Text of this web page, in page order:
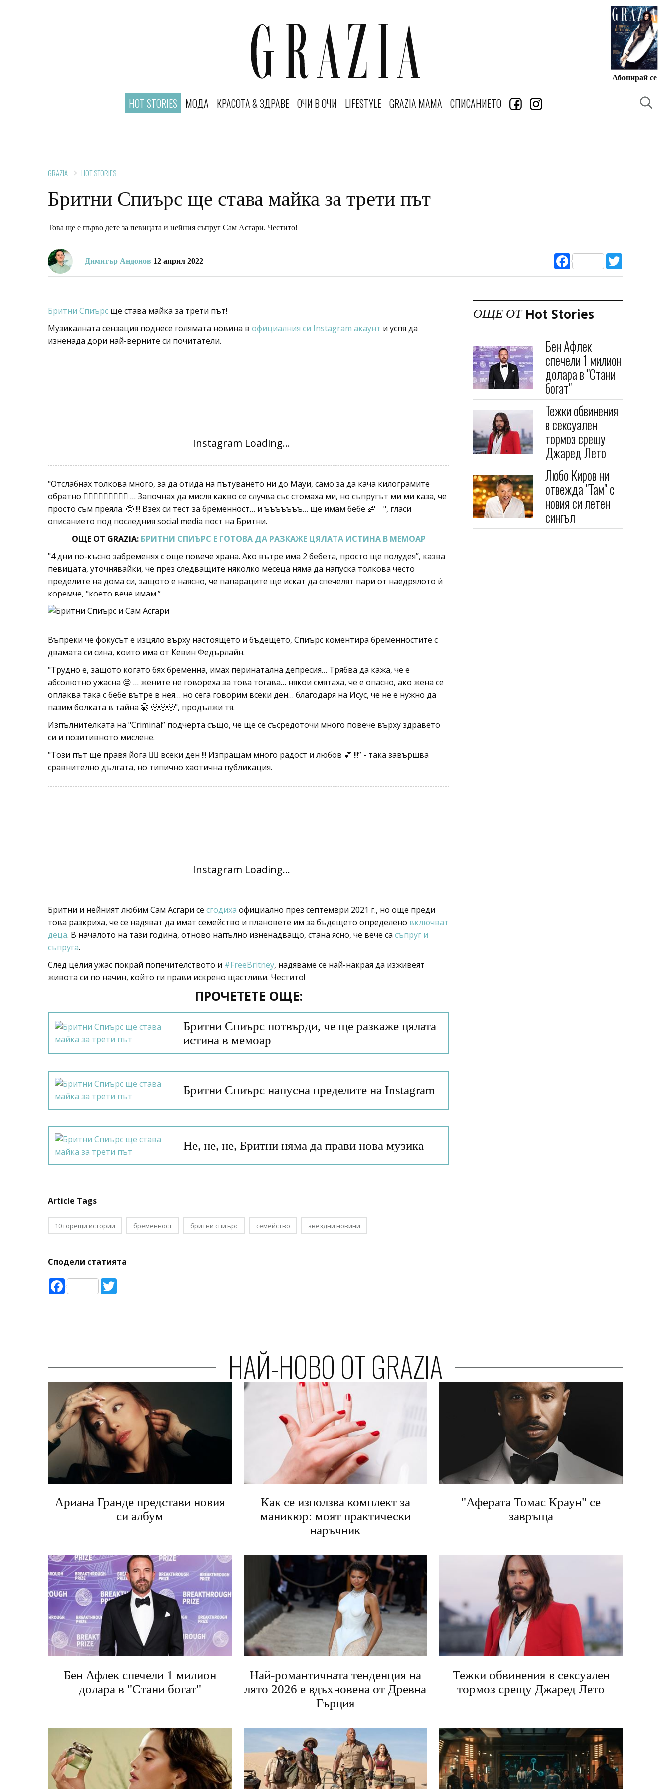
Абонирай се
HOT STORIES МОДА КРАСОТА & ЗДРАВЕ ОЧИ В ОЧИ LIFESTYLE GRAZIA MAMA СПИСАНИЕТО
GRAZIA HOT STORIES
Бритни Спиърс ще става майка за трети път
Това ще е първо дете за певицата и нейния съпруг Сам Асгари. Честито!
Димитър Андонов 12 април 2022 Facebook
Бритни Спиърс ще става майка за трети път!
Музикалната сензация поднесе голямата новина в официалния си Instagram акаунт и успя да
изненада дори най-верните си почитатели.
"Отслабнах толкова много, за да отида на пътуването ни до Мауи, само за да кача килограмите
обратно 🤷🏼‍♀️🤷🏼‍♀️🤷🏼‍♀️ … Започнах да мисля какво се случва със стомаха ми, но съпругът ми ми каза, че
просто съм преяла. 🤪 !!! Взех си тест за бременност… и ъъъъъъъ… ще имам бебе 👶🏼", гласи
описанието под последния social media пост на Бритни.
ОЩЕ ОТ GRAZIA: БРИТНИ СПИЪРС Е ГОТОВА ДА РАЗКАЖЕ ЦЯЛАТА ИСТИНА В МЕМОАР
"4 дни по-късно забременях с още повече храна. Ако вътре има 2 бебета, просто ще полудея”, казва
певицата, уточнявайки, че през следващите няколко месеца няма да напуска толкова често
пределите на дома си, защото е наясно, че папараците ще искат да спечелят пари от наедрялото ѝ
коремче, "което вече имам.”
Въпреки че фокусът е изцяло върху настоящето и бъдещето, Спиърс коментира бременностите с
двамата си сина, които има от Кевин Федърлайн.
"Трудно е, защото когато бях бременна, имах перинатална депресия… Трябва да кажа, че е
абсолютно ужасна 😔 … жените не говореха за това тогава… някои смятаха, че е опасно, ако жена се
оплаква така с бебе вътре в нея… но сега говорим всеки ден… благодаря на Исус, че не е нужно да
пазим болката в тайна 🤫 😬😬😬", продължи тя.
Изпълнителката на "Criminal” подчерта също, че ще се съсредоточи много повече върху здравето
си и позитивното мислене.
"Този път ще правя йога 🧘‍♀️ всеки ден !!! Изпращам много радост и любов 💕 !!!” - така завършва
сравнително дългата, но типично хаотична публикация.
Бритни и нейният любим Сам Асгари се сгодиха официално през септември 2021 г., но още преди
това разкриха, че се надяват да имат семейство и плановете им за бъдещето определено включват
деца. В началото на тази година, отново напълно изненадващо, стана ясно, че вече са съпруг и
съпруга.
След целия ужас покрай попечителството и #FreeBritney, надяваме се най-накрая да изживеят
живота си по начин, който ги прави искрено щастливи. Честито!
ПРОЧЕТЕТЕ ОЩЕ:
Бритни Спиърс потвърди, че ще разкаже цялата
истина в мемоар
Бритни Спиърс напусна пределите на Instagram
Не, не, не, Бритни няма да прави нова музика
Article Tags
10 горещи истории бременност бритни спиърс семейство звездни новини
Сподели статията
Facebook
ОЩЕ ОТ Hot Stories
Бен Афлек
спечели 1 милион
долара в "Стани
богат"
Тежки обвинения
в сексуален
тормоз срещу
Джаред Лето
Любо Киров ни
отвежда "Там" с
новия си летен
сингъл
НАЙ-НОВО ОТ GRAZIA
Ариана Гранде представи новия
си албум
Как се използва комплект за
маникюр: моят практически
наръчник
"Аферата Томас Краун" се
завръща
Бен Афлек спечели 1 милион
долара в "Стани богат"
Най-романтичната тенденция на
лято 2026 е вдъхновена от Древна
Гърция
Тежки обвинения в сексуален
тормоз срещу Джаред Лето